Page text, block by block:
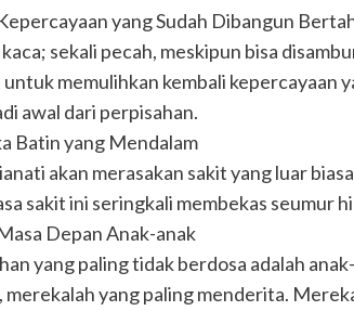
yang Sudah Dibangun
sekali pecah, meskipun bisa
memulihkan kembali kepercayaan
awal dari perpisahan.
Batin yang Mendalam
akan merasakan sakit yang luar
sakit ini seringkali membekas seumur
Depan Anak-anak
yang paling tidak berdosa adalah
merekalah yang paling menderita.